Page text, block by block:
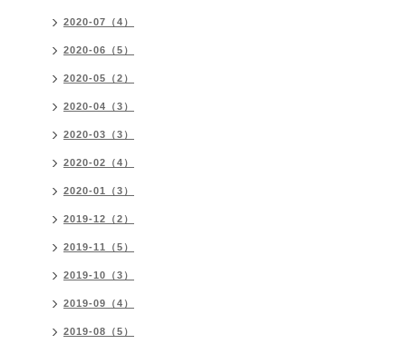
2020-07（4）
2020-06（5）
2020-05（2）
2020-04（3）
2020-03（3）
2020-02（4）
2020-01（3）
2019-12（2）
2019-11（5）
2019-10（3）
2019-09（4）
2019-08（5）